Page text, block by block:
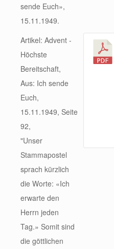
sende Euch»,
15.11.1949.
Artikel: Advent -
Höchste
Bereitschaft,
Aus: Ich sende
Euch,
15.11.1949, Seite
92,
"Unser
Stammapostel
sprach kürzlich
die Worte: «Ich
erwarte den
Herrn jeden
Tag.» Somit sind
die göttlichen